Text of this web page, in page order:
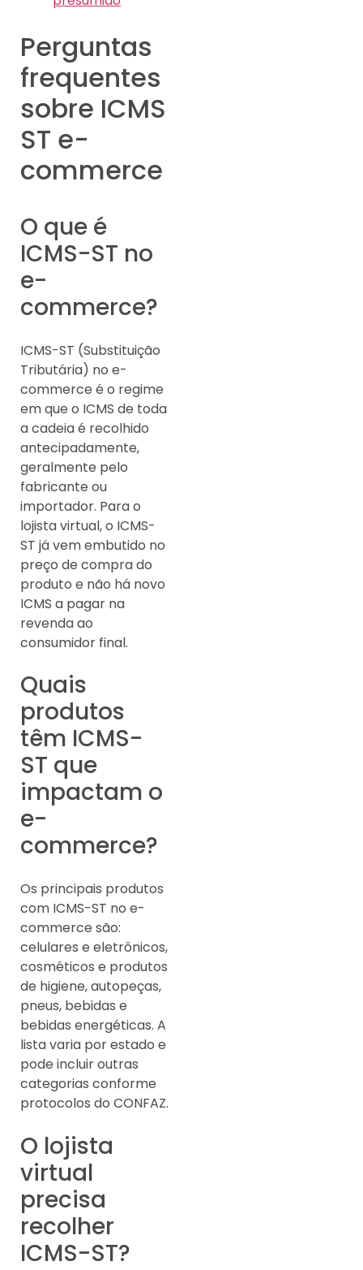
Perguntas
frequentes
sobre ICMS
ST e-
commerce
O que é
ICMS-ST no
e-
commerce?
ICMS-ST (Substituição
Tributária) no e-
commerce é o regime
em que o ICMS de toda
a cadeia é recolhido
antecipadamente,
geralmente pelo
fabricante ou
importador. Para o
lojista virtual, o ICMS-
ST já vem embutido no
preço de compra do
produto e não há novo
ICMS a pagar na
revenda ao
consumidor final.
Quais
produtos
têm ICMS-
ST que
impactam o
e-
commerce?
Os principais produtos
com ICMS-ST no e-
commerce são:
celulares e eletrônicos,
cosméticos e produtos
de higiene, autopeças,
pneus, bebidas e
bebidas energéticas. A
lista varia por estado e
pode incluir outras
categorias conforme
protocolos do CONFAZ.
O lojista
virtual
precisa
recolher
ICMS-ST?